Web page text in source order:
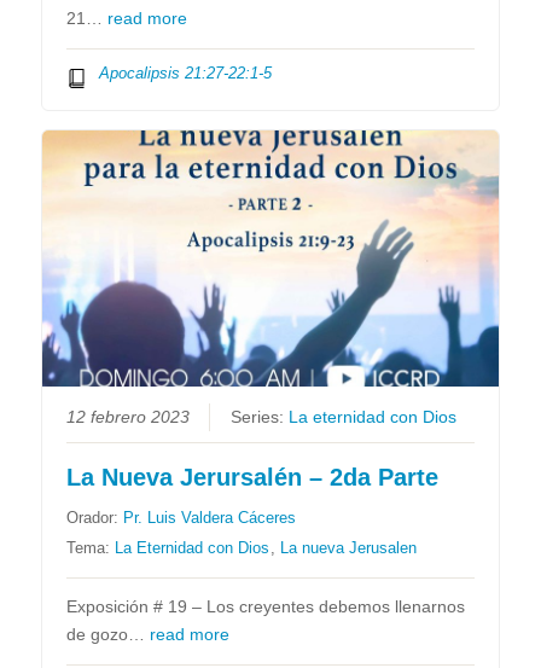
21… read more
Apocalipsis 21:27-22:1-5
12 febrero 2023 Series: La eternidad con Dios
La Nueva Jerursalén – 2da Parte
Orador: Pr. Luis Valdera Cáceres
Tema:
La Eternidad con Dios La nueva Jerusalen
Exposición # 19 – Los creyentes debemos llenarnos
de gozo… read more